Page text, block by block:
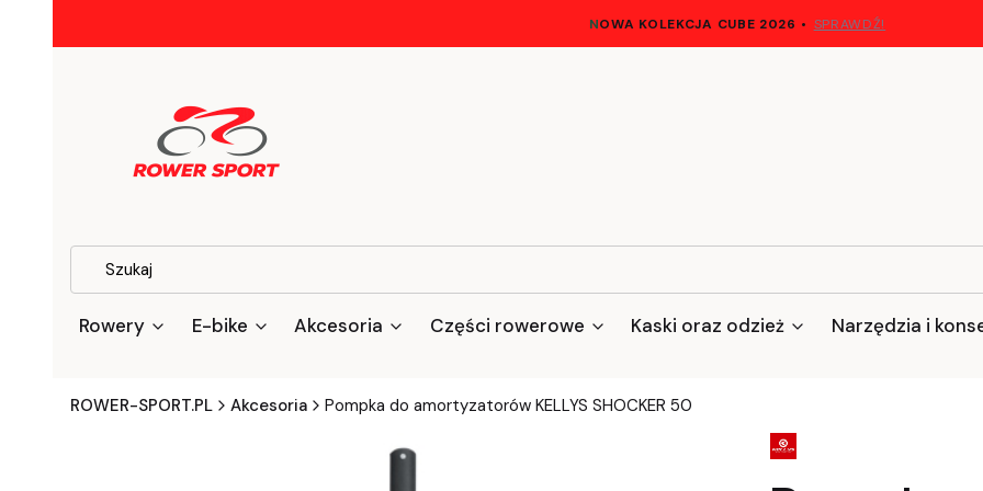
NOWA KOLEKCJA CUBE 2026 • SPRAWDŹ!
Rowery E-bike Akcesoria Części rowerowe Kaski oraz odzież Narzędzia i
ROWER-SPORT.PL Akcesoria Pompka do amortyzatorów KELLYS SHOCKER 50